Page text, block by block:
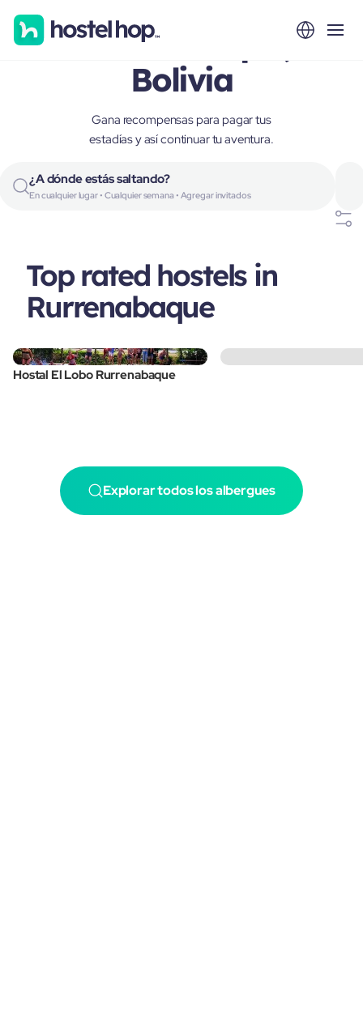
Rurrenabaque,
Bolivia
Gana recompensas para pagar tus
estadías y así continuar tu aventura.
¿A dónde estás saltando?
En cualquier lugar • Cualquier semana • Agregar invitados
Top rated hostels in
Rurrenabaque
Hostal El Lobo Rurrenabaque
Explorar todos los albergues